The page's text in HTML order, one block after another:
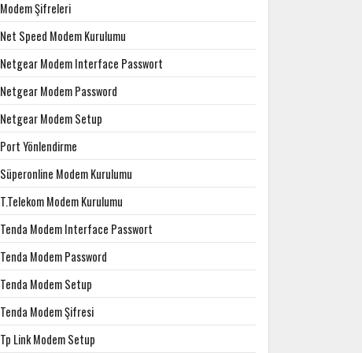
Modem Şifreleri
Net Speed Modem Kurulumu
Netgear Modem Interface Passwort
Netgear Modem Password
Netgear Modem Setup
Port Yönlendirme
Süperonline Modem Kurulumu
T.Telekom Modem Kurulumu
Tenda Modem Interface Passwort
Tenda Modem Password
Tenda Modem Setup
Tenda Modem Şifresi
Tp Link Modem Setup